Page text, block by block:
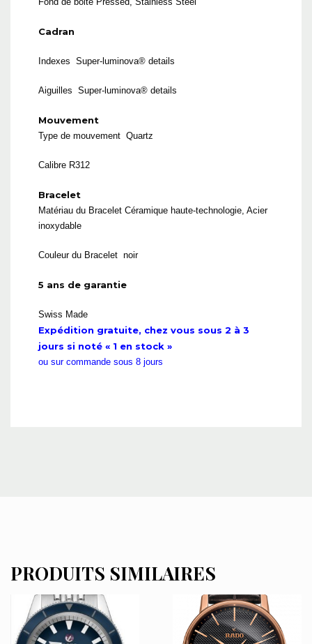
Cadran
Indexes Super-luminova® details
Aiguilles Super-luminova® details
Mouvement
Type de mouvement Quartz
Calibre R312
Bracelet
Matériau du Bracelet Céramique haute-technologie, Acier
inoxydable
Couleur du Bracelet noir
5 ans de garantie
Swiss Made
Expédition gratuite, chez vous sous 2 à 3
jours si noté « 1 en stock »
ou sur commande sous 8 jours
PRODUITS SIMILAIRES